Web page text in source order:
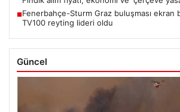
■Fenerbahçe-Sturm Graz buluşması ekran
TV100 reyting lideri oldu
Güncel